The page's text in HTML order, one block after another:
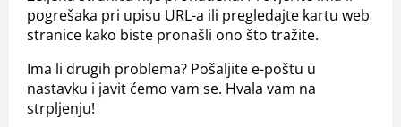
pogrešaka pri upisu URL-a ili pregledajte kartu web
stranice kako biste pronašli ono što tražite.
Ima li drugih problema? Pošaljite e-poštu u
nastavku i javit ćemo vam se. Hvala vam na
strpljenju!